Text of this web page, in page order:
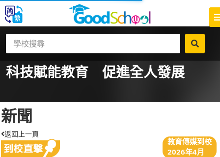
科技賦能教育 促進全人發展
新聞
返回上一頁
教育傳媒到校
2026年4月